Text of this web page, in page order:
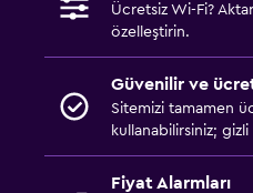
Ücretsiz Wi-Fi?
özelleştirin.
Güvenilir ve
Sitemizi tamamen
kullanabilirsiniz;
Fiyat Alarmları